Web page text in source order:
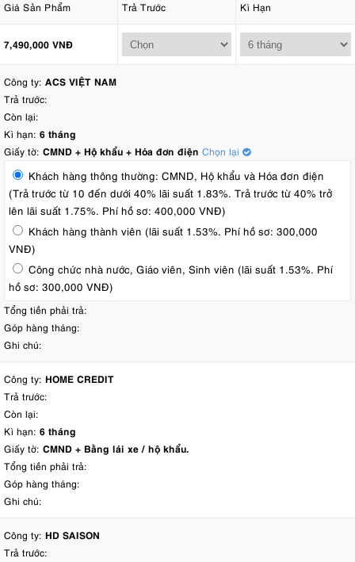
Giá Sản Phẩm Trả Trước Kì Hạn
7,490,000 VNĐ
Công ty: ACS VIỆT NAM
Trả trước:
Còn lại:
Kì hạn: 6 tháng
Giấy tờ: CMND + Hộ khẩu + Hóa đơn điện Chọn lại
Khách hàng thông thường: CMND, Hộ khẩu và Hóa đơn điện
(Trả trước từ 10 đến dưới 40% lãi suất 1.83%. Trả trước từ 40% trở
lên lãi suất 1.75%. Phí hồ sơ: 400,000 VNĐ)
Khách hàng thành viên (lãi suất 1.53%. Phí hồ sơ: 300,000
VNĐ)
Công chức nhà nước, Giáo viên, Sinh viên (lãi suất 1.53%. Phí
hồ sơ: 300,000 VNĐ)
Tổng tiền phải trả:
Góp hàng tháng:
Ghi chú:
Công ty: HOME CREDIT
Trả trước:
Còn lại:
Kì hạn: 6 tháng
Giấy tờ: CMND + Bằng lái xe / hộ khẩu.
Tổng tiền phải trả:
Góp hàng tháng:
Ghi chú:
Công ty: HD SAISON
Trả trước: